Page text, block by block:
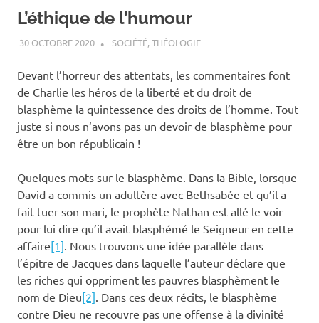
L’éthique de l’humour
30 OCTOBRE 2020 ANTOINE NOUIS
SOCIÉTÉ,THÉOLOGIE
Devant l’horreur des attentats, les commentaires font
de Charlie les héros de la liberté et du droit de
blasphème la quintessence des droits de l’homme. Tout
juste si nous n’avons pas un devoir de blasphème pour
être un bon républicain !
Quelques mots sur le blasphème. Dans la Bible, lorsque
David a commis un adultère avec Bethsabée et qu’il a
fait tuer son mari, le prophète Nathan est allé le voir
pour lui dire qu’il avait blasphémé le Seigneur en cette
affaire[1]. Nous trouvons une idée parallèle dans
l’épître de Jacques dans laquelle l’auteur déclare que
les riches qui oppriment les pauvres blasphèment le
nom de Dieu[2]. Dans ces deux récits, le blasphème
contre Dieu ne recouvre pas une offense à la divinité